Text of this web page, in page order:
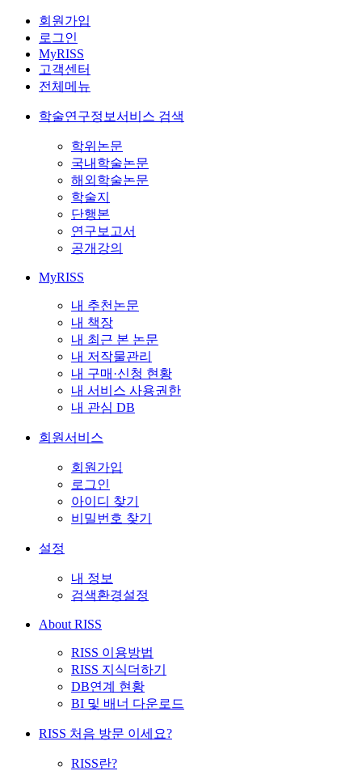
회원가입
로그인
MyRISS
고객센터
전체메뉴
학술연구정보서비스 검색
학위논문
국내학술논문
해외학술논문
학술지
단행본
연구보고서
공개강의
MyRISS
내 추천논문
내 책장
내 최근 본 논문
내 저작물관리
내 구매·신청 현황
내 서비스 사용권한
내 관심 DB
회원서비스
회원가입
로그인
아이디 찾기
비밀번호 찾기
설정
내 정보
검색환경설정
About RISS
RISS 이용방법
RISS 지식더하기
DB연계 현황
BI 및 배너 다운로드
RISS 처음 방문 이세요?
RISS란?